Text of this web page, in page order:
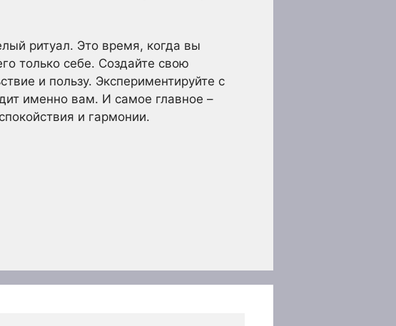
ритуал. Это время, когда вы
только себе. Создайте свою
и пользу. Экспериментируйте с
именно вам. И самое главное –
и гармонии.